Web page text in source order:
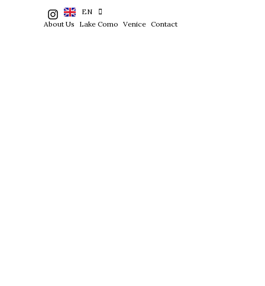
About Us Lake Como Venice Contact
EN
FR